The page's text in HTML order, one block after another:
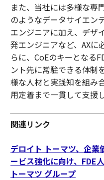
また、当社には多様な専
のようなデータサイエン
エンジニアに加え、デザ
発エンジニアなど、AXに
らに、CoEのキーとなる
ント先に常駐できる体制
様な人材と実践知を組み
用定着まで一貫して支援し
関連リンク
デロイト トーマツ、企業
ービス強化に向け、FDE
トーマツ グループ